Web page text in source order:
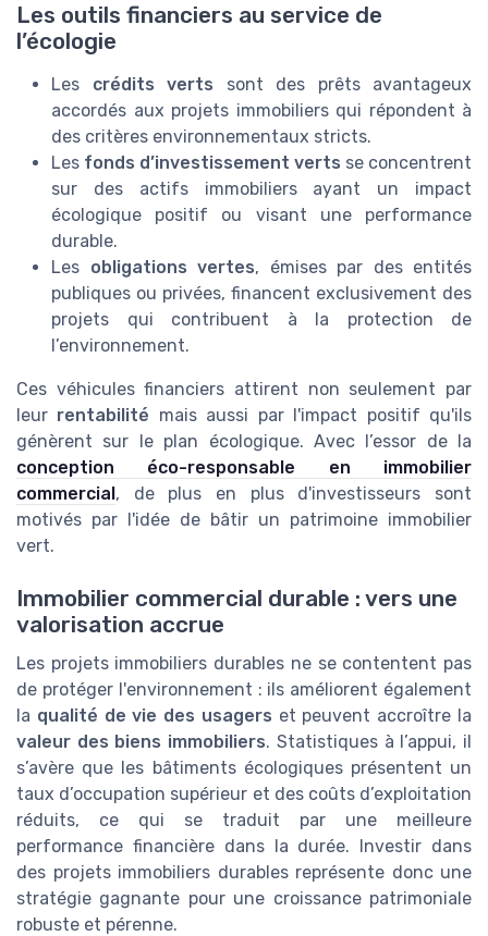
Les outils financiers au service de
l’écologie
Les crédits verts sont des prêts avantageux
accordés aux projets immobiliers qui répondent à
des critères environnementaux stricts.
Les fonds d’investissement verts se concentrent
sur des actifs immobiliers ayant un impact
écologique positif ou visant une performance
durable.
Les obligations vertes, émises par des entités
publiques ou privées, financent exclusivement des
projets qui contribuent à la protection de
l’environnement.
Ces véhicules financiers attirent non seulement par
leur rentabilité mais aussi par l'impact positif qu'ils
génèrent sur le plan écologique. Avec l’essor de la
conception éco-responsable en immobilier
commercial, de plus en plus d'investisseurs sont
motivés par l'idée de bâtir un patrimoine immobilier
vert.
Immobilier commercial durable : vers une
valorisation accrue
Les projets immobiliers durables ne se contentent pas
de protéger l'environnement : ils améliorent également
la qualité de vie des usagers et peuvent accroître la
valeur des biens immobiliers. Statistiques à l’appui, il
s’avère que les bâtiments écologiques présentent un
taux d’occupation supérieur et des coûts d’exploitation
réduits, ce qui se traduit par une meilleure
performance financière dans la durée. Investir dans
des projets immobiliers durables représente donc une
stratégie gagnante pour une croissance patrimoniale
robuste et pérenne.